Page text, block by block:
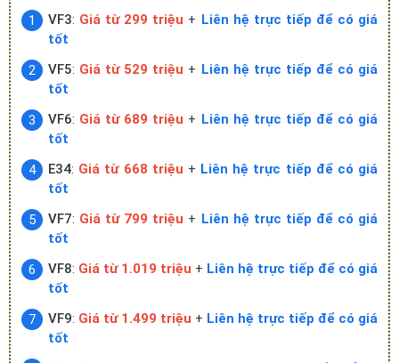
VF3: Giá từ 299 triệu + Liên hệ trực tiếp để có giá
tốt
VF5: Giá từ 529 triệu + Liên hệ trực tiếp để có giá
tốt
VF6: Giá từ 689 triệu + Liên hệ trực tiếp để có giá
tốt
E34: Giá từ 668 triệu + Liên hệ trực tiếp để có giá
tốt
VF7: Giá từ 799 triệu + Liên hệ trực tiếp để có giá
tốt
VF8: Giá từ 1.019 triệu + Liên hệ trực tiếp để có giá
tốt
VF9: Giá từ 1.499 triệu + Liên hệ trực tiếp để có giá
tốt